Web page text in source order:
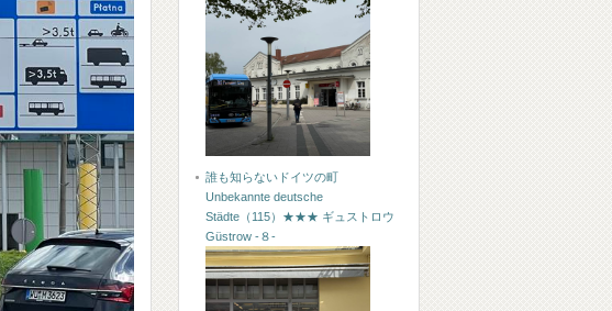
誰も知らないドイツの町
Unbekannte deutsche
Städte（115）★★★ ギュストロウ
Güstrow -８-